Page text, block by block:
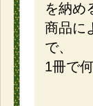
を納め
商品に
で、
1冊で